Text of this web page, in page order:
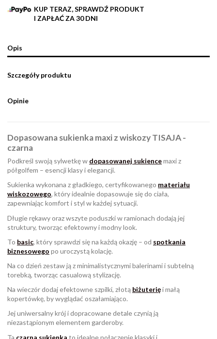
KUP TERAZ, SPRAWDŹ PRODUKT
I ZAPŁAĆ ZA 30 DNI
Opis
Szczegóły produktu
Opinie
Dopasowana sukienka maxi z wiskozy TISAJA -
czarna
Podkreśl swoją sylwetkę w dopasowanej sukiencemaxi z
półgolfem – esencji klasy i elegancji.
Sukienka wykonana z gładkiego, certyfikowanego materiału
wiskozowego, który idealnie dopasowuje się do ciała,
zapewniając komfort i styl w każdej sytuacji.
Długie rękawy oraz wszyte poduszki w ramionach dodają jej
struktury, tworząc efektowny i modny look.
To basic, który sprawdzi się na każdą okazję – od spotkania
biznesowego po uroczystą kolację.
Na co dzień zestaw ją z minimalistycznymi balerinami i subtelną
torebką, tworząc casualową stylizację.
Na wieczór dodaj efektowne szpilki, złotą biżuterięi małą
kopertówkę, by wyglądać oszałamiająco.
Jej uniwersalny krój i dopracowane detale czynią ją
niezastąpionym elementem garderoby.
Ta czarna sukienka to idealne połączenie klasyki i